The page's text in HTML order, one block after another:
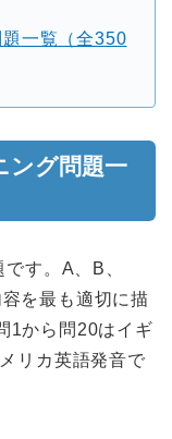
一覧（全350
ング問題一
す。A、B、
を最も適切に描
1から問20はイギ
リカ英語発音で